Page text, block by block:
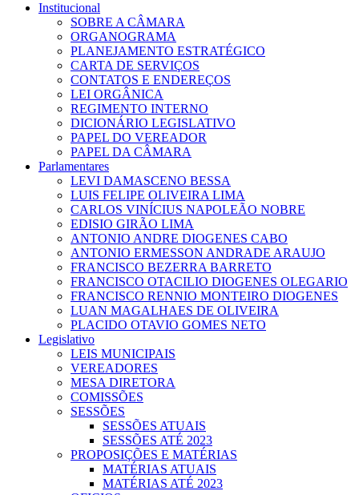
Institucional
SOBRE A CÂMARA
ORGANOGRAMA
PLANEJAMENTO ESTRATÉGICO
CARTA DE SERVIÇOS
CONTATOS E ENDEREÇOS
LEI ORGÂNICA
REGIMENTO INTERNO
DICIONÁRIO LEGISLATIVO
PAPEL DO VEREADOR
PAPEL DA CÂMARA
Parlamentares
LEVI DAMASCENO BESSA
LUIS FELIPE OLIVEIRA LIMA
CARLOS VINÍCIUS NAPOLEÃO NOBRE
EDISIO GIRÃO LIMA
ANTONIO ANDRE DIOGENES CABO
ANTONIO ERMESSON ANDRADE ARAUJO
FRANCISCO BEZERRA BARRETO
FRANCISCO OTACILIO DIOGENES OLEGARIO
FRANCISCO RENNIO MONTEIRO DIOGENES
LUAN MAGALHAES DE OLIVEIRA
PLACIDO OTAVIO GOMES NETO
Legislativo
LEIS MUNICIPAIS
VEREADORES
MESA DIRETORA
COMISSÕES
SESSÕES
SESSÕES ATUAIS
SESSÕES ATÉ 2023
PROPOSIÇÕES E MATÉRIAS
MATÉRIAS ATUAIS
MATÉRIAS ATÉ 2023